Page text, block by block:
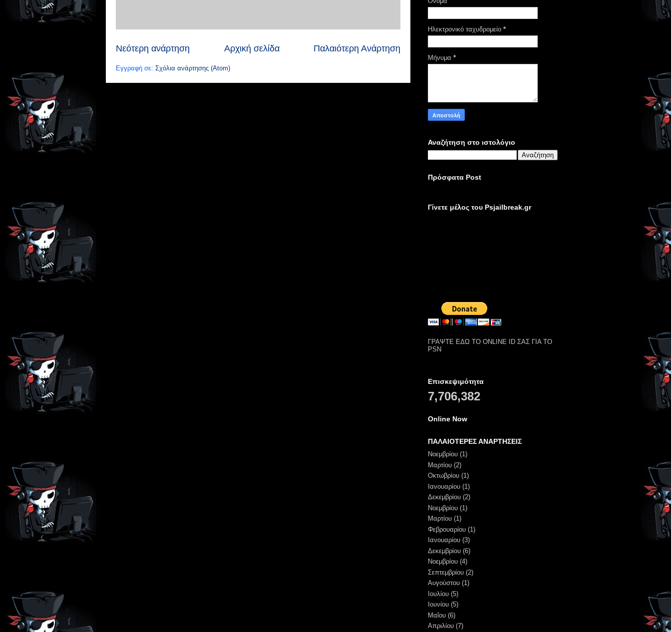
Νεότερη ανάρτηση Παλαιότερη Ανάρτηση
Αρχική σελίδα
Εγγραφή σε: Σχόλια ανάρτησης (Atom)
Ηλεκτρονικό ταχυδρομείο *
Μήνυμα *
Αναζήτηση στο ιστολόγιο
Πρόσφατα Post
Γίνετε μέλος του Psjailbreak.gr
ΓΡΑΨΤΕ ΕΔΩ ΤΟ ONLINE ID ΣΑΣ ΓΙΑ ΤΟ
PSN
Επισκεψιμότητα
7,706,382
Online Now
ΠΑΛΑΙΟΤΕΡΕΣ ΑΝΑΡΤΗΣΕΙΣ
Νοεμβρίου (1)
Μαρτίου (2)
Οκτωβρίου (1)
Ιανουαρίου (1)
Δεκεμβρίου (2)
Νοεμβρίου (1)
Μαρτίου (1)
Φεβρουαρίου (1)
Ιανουαρίου (3)
Δεκεμβρίου (6)
Νοεμβρίου (4)
Σεπτεμβρίου (2)
Αυγούστου (1)
Ιουλίου (5)
Ιουνίου (5)
Μαΐου (6)
Απριλίου (7)